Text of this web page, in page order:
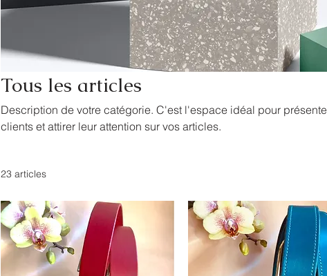
Tous les articles
Description de votre catégorie. C'est l'espace idéal pour
clients et attirer leur attention sur vos articles.
23 articles